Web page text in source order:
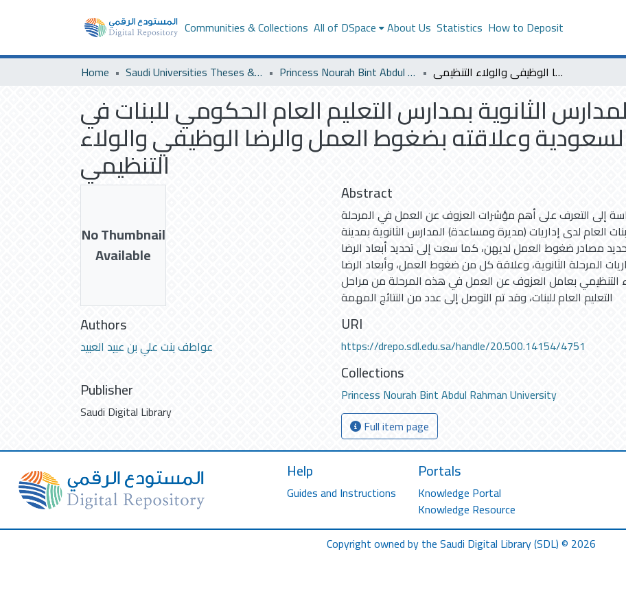
Communities & Collections All of DSpace About Us Statistics How to Deposit
Home Saudi Universities Theses & Dissertations Princess Nourah Bint Abdul Rahman University العزوف عن إدارة المدارس الثانوية بمدارس التعليم العام الحكومي للبنات في المملكة العربية السعودية وعلاقته بضغوط العمل والرضا الوظيفي والولاء التنظيمي
الثانوية بمدارس التعليم العام الحكومي للبنات في
وعلاقته بضغوط العمل والرضا الوظيفي والولاء
التنظيمي
No Thumbnail
Available
Authors
عواطف بنت علي بن عبيد العبيد
Publisher
Saudi Digital Library
Abstract
إلى التعرف على أهم مؤشرات العزوف عن العمل في المرحلة
العام لدى إداريات (مديرة ومساعدة) المدارس الثانوية بمدينة
مصادر ضغوط العمل لديهن، كما سعت إلى تحديد أبعاد الرضا
المرحلة الثانوية، وعلاقة كل من ضغوط العمل، وأبعاد الرضا
التنظيمي بعامل العزوف عن العمل في هذه المرحلة من مراحل
التعليم العام للبنات، وقد تم التوصل إلى عدد من النتائج المهمة
URI
https://drepo.sdl.edu.sa/handle/20.500.14154/4751
Collections
Princess Nourah Bint Abdul Rahman University
Full item page
Help
Guides and Instructions
Portals
Knowledge Portal
Knowledge Resource
Copyright owned by the Saudi Digital Library (SDL) © 2026